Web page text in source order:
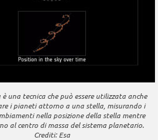
è una tecnica che può essere utilizzata anche
i pianeti attorno a una stella, misurando i
nella posizione della stella mentre
al centro di massa del sistema planetario.
Crediti: Esa